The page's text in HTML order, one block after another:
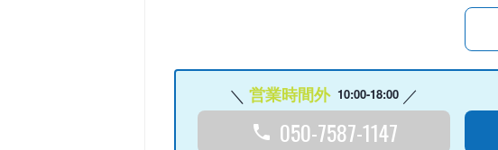
営業時間外 10:00-18:00
050-7587-1147